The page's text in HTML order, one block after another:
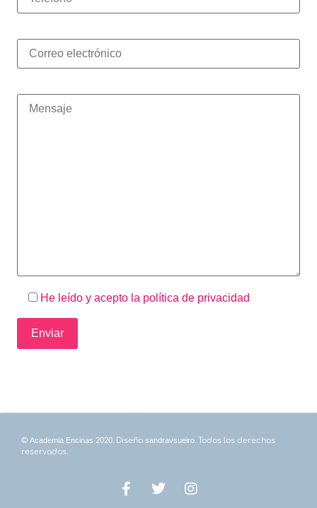
He leído y acepto la política de privacidad
© Academia Encinas 2020. Diseño sandravsueiro. Todos los derechos
reservados.